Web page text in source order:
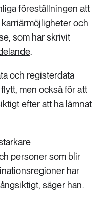
föreställningen att
och
som har skrivit
.
och registerdata
men också för att
efter att ha lämnat
personer som blir
har
säger han.